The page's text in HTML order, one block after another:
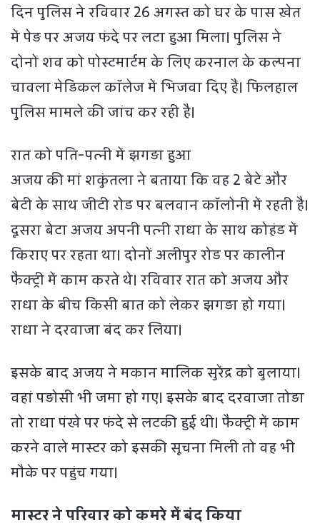
दिन पुलिस ने रविवार 26 अगस्त को घर के पास खेत
में पेड़ पर अजय फंदे पर लटा हुआ मिला। पुलिस ने
दोनों शव को पोस्टमार्टम के लिए करनाल के कल्पना
चावला मेडिकल कॉलेज में भिजवा दिए हैं। फिलहाल
पुलिस मामले की जांच कर रही है।
रात को पति-पत्नी में झगड़ा हुआ
अजय की मां शकुंतला ने बताया कि वह 2 बेटे और
बेटी के साथ जीटी रोड पर बलवान कॉलोनी में रहती है।
दूसरा बेटा अजय अपनी पत्नी राधा के साथ कोहंड में
किराए पर रहता था। दोनों अलीपुर रोड पर कालीन
फैक्ट्री में काम करते थे। रविवार रात को अजय और
राधा के बीच किसी बात को लेकर झगड़ा हो गया।
राधा ने दरवाजा बंद कर लिया।
इसके बाद अजय ने मकान मालिक सुरेंद्र को बुलाया।
वहां पड़ोसी भी जमा हो गए। इसके बाद दरवाजा तोड़ा
तो राधा पंखे पर फंदे से लटकी हुई थी। फैक्ट्री में काम
करने वाले मास्टर को इसकी सूचना मिली तो वह भी
मौके पर पहुंच गया।
मास्टर ने परिवार को कमरे में बंद किया